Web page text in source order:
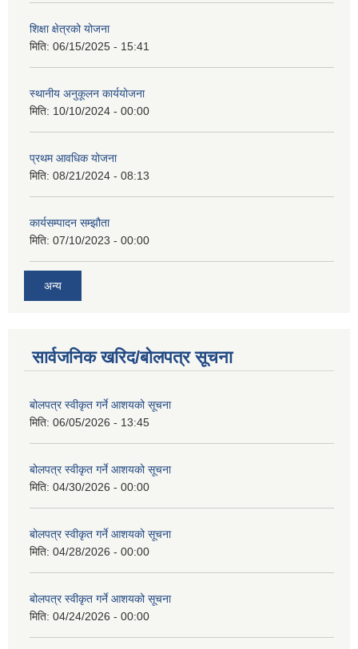
शिक्षा क्षेत्रको योजना
मिति: 06/15/2025 - 15:41
स्थानीय अनुकूलन कार्ययोजना
मिति: 10/10/2024 - 00:00
प्रथम आवधिक योजना
मिति: 08/21/2024 - 08:13
कार्यसम्पादन सम्झौता
मिति: 07/10/2023 - 00:00
अन्य
सार्वजनिक खरिद/बोलपत्र सूचना
बोलपत्र स्वीकृत गर्ने आशयको सूचना
मिति: 06/05/2026 - 13:45
बोलपत्र स्वीकृत गर्ने आशयको सूचना
मिति: 04/30/2026 - 00:00
बोलपत्र स्वीकृत गर्ने आशयको सूचना
मिति: 04/28/2026 - 00:00
बोलपत्र स्वीकृत गर्ने आशयको सूचना
मिति: 04/24/2026 - 00:00